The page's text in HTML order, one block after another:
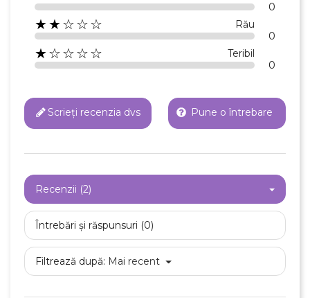
0
★★☆☆☆ Rău
0
★☆☆☆☆ Teribil
0
Scrieți recenzia dvs Pune o întrebare
Recenzii (2)
Întrebări și răspunsuri (0)
Filtrează după: Mai recent
×